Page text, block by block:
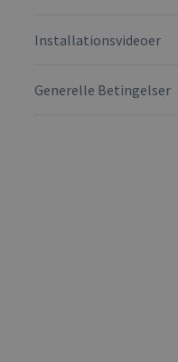
Installationsvideoer
Generelle Betingelser